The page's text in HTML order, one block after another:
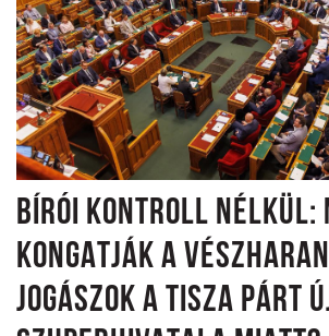
BÍRÓI KONTROLL NÉLKÜL:
KONGATJÁK A
JOGÁSZOK A TISZA PÁRT